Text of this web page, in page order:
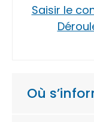
Saisir le
Où